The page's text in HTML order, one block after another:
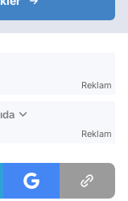
Reklam
Reklam